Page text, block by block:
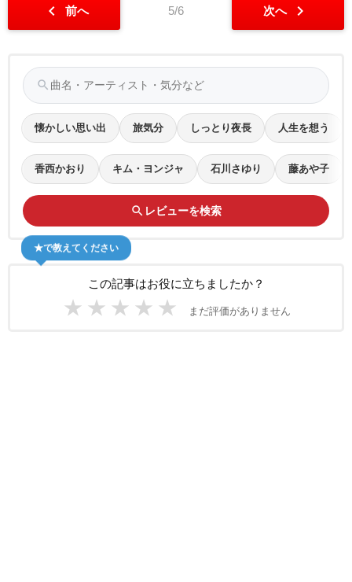
chevron_left 前へ 5/6 次へ chevron_right
search
懐かしい思い出 旅気分 しっとり夜長 人生を想う
香西かおり キム・ヨンジャ 石川さゆり 藤あや子
search レビューを検索
この記事はお役に立ちましたか？
★ ★ ★ ★ ★ まだ評価がありません
★で教えてください